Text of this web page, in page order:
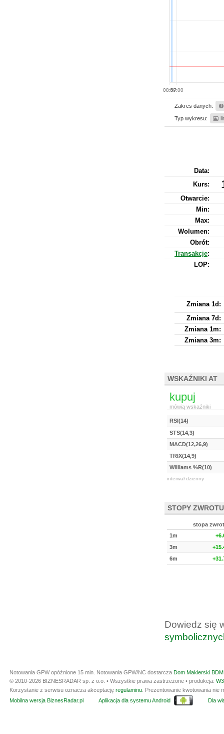
08:5709:00
Zakres danych:
Typ wykresu:
Data:
Kurs:
Otwarcie:
Min:
Max:
Wolumen:
Obrót:
Transakcje:
LOP:
Zmiana 1d:
Zmiana 7d:
Zmiana 1m:
Zmiana 3m:
WSKAŹNIKI AT
kupuj
mówią wskaźniki
RSI(14)
STS(14,3)
MACD(12,26,9)
TRIX(14,9)
Williams %R(10)
interwał dzienny
STOPY ZWROTU
stopa
1m
3m
6m
Dowiedz się
Notowania GPW opóźnione 15 min. Notowania GPW/NC dostarcza Dom Maklerski
© 2010-2026 BIZNESRADAR sp. z o.o. • Wszystkie prawa zastrzeżone • produkcja:
Korzystanie z serwisu oznacza akceptację regulaminu . Prezentowanie kwotowania
Mobilna wersja BiznesRadar.pl
Aplikacja dla systemu Android Dla